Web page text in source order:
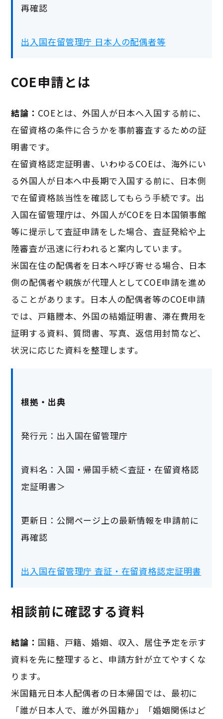
再確認
出入国在留管理庁 日本人の配偶者等
COE申請とは
結論： COEとは、外国人が日本へ入国する前に、
在留資格の条件に合うかを事前審査するための証
明書です。
在留資格認定証明書、いわゆるCOEは、海外にい
る外国人が日本へ中長期で入国する前に、日本側
で在留資格該当性を確認してもらう手続です。出
入国在留管理庁は、外国人がCOEを日本国領事館
等に提示して査証申請をした場合、査証発給や上
陸審査が迅速に行われると案内しています。
米国在住の配偶者を日本へ呼び寄せる場合、日本
側の配偶者や親族が代理人としてCOE申請を進め
ることがあります。日本人の配偶者等のCOE申請
では、戸籍謄本、外国の結婚証明書、滞在費用を
証明する資料、質問書、写真、返信用封筒など、
状況に応じた資料を整理します。
根拠・出典
発行元：出入国在留管理庁
資料名：入国・帰国手続＜査証・在留資格認
定証明書＞
更新日：公開ページ上の最新情報を申請前に
再確認
出入国在留管理庁 査証・在留資格認定証明書
相談前に確認する資料
結論： 国籍、戸籍、婚姻、収入、居住予定を示す
資料を先に整理すると、申請方針が立てやすくな
ります。
米国籍元日本人配偶者の日本帰国では、最初に
「誰が日本人で、誰が外国籍か」「婚姻関係はど